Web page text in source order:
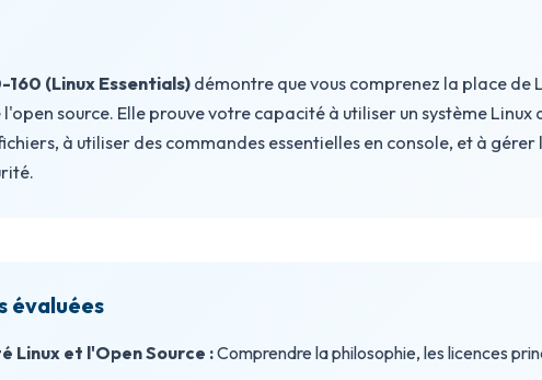
160 (Linux Essentials) démontre que vous comprenez la place de
source. Elle prouve votre capacité à utiliser un système Linux
à utiliser des commandes essentielles en console, et à gérer
évaluées
Linux et l'Open Source :Comprendre la philosophie, les licences